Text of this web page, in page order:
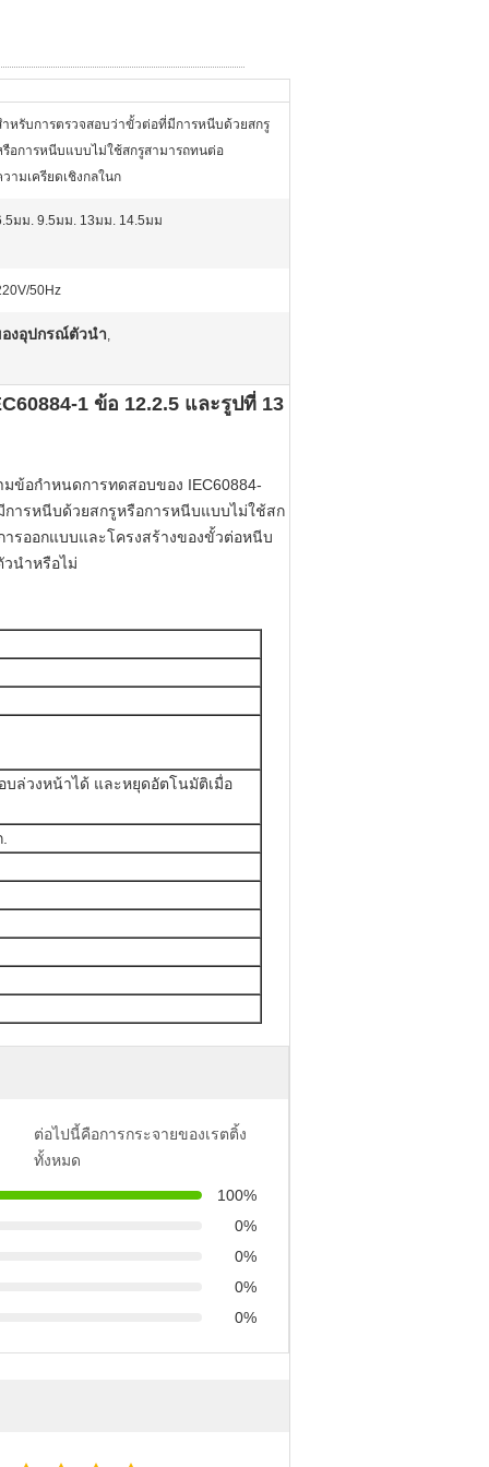
ำหรับการตรวจสอบว่าขั้วต่อที่มีการหนีบด้วยสกรู
รือการหนีบแบบไม่ใช้สกรูสามารถทนต่อ
ามเครียดเชิงกลในก
มม. 9.5มม. 13มม. 14.5มม
50Hz
องอุปกรณ์ตัวนำ,
1 ข้อ 12.2.5 และรูปที่ 13
ข้อกำหนดการทดสอบของ IEC60884-
การหนีบด้วยสกรูหรือการหนีบแบบไม่ใช้สก
รออกแบบและโครงสร้างของขั้วต่อหนีบ
วนำหรือไม่
บล่วงหน้าได้ และหยุดอัตโนมัติเมื่อ
ต่อไปนี้คือการกระจายของเรตติ้ง
ทั้งหมด
100%
0%
0%
0%
0%